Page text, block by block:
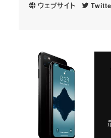
ウェブサイト